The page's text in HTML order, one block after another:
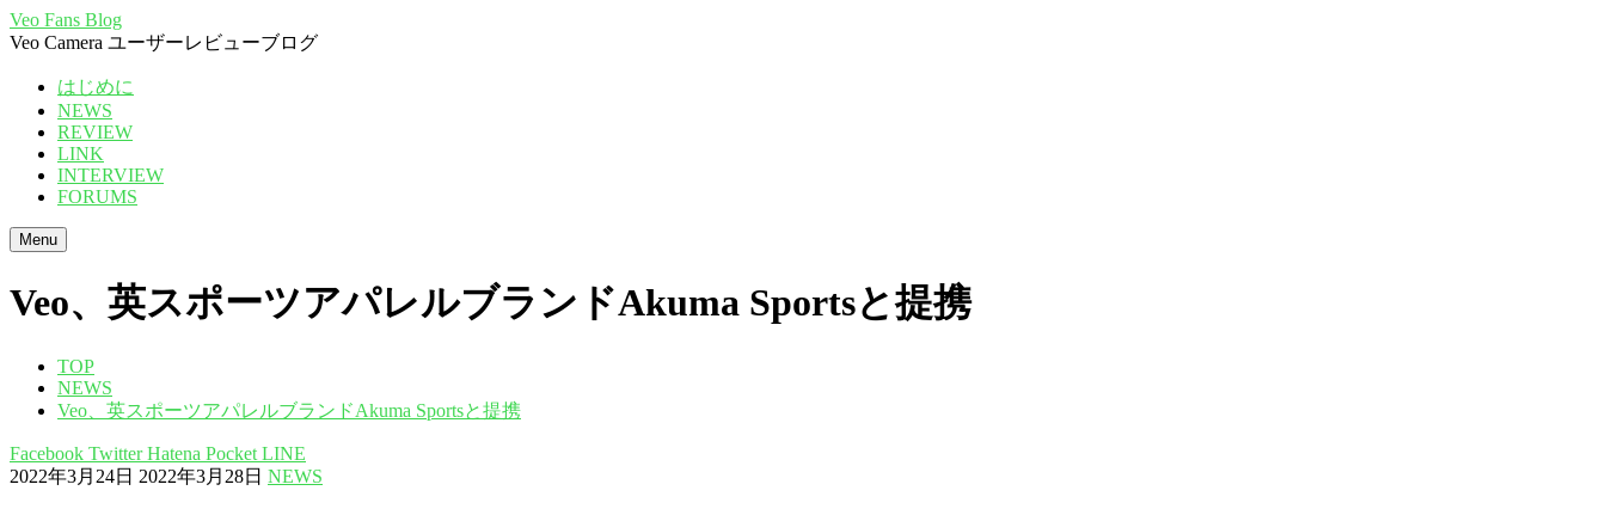
Veo Fans Blog
Veo Camera ユーザーレビューブログ
はじめに
NEWS
REVIEW
LINK
INTERVIEW
FORUMS
Menu
Veo、英スポーツアパレルブランドAkuma Sportsと提携
TOP
NEWS
Veo、英スポーツアパレルブランドAkuma Sportsと提携
Facebook TwitterHatena Pocket LINE
2022年3月24日 2022年3月28日 NEWS